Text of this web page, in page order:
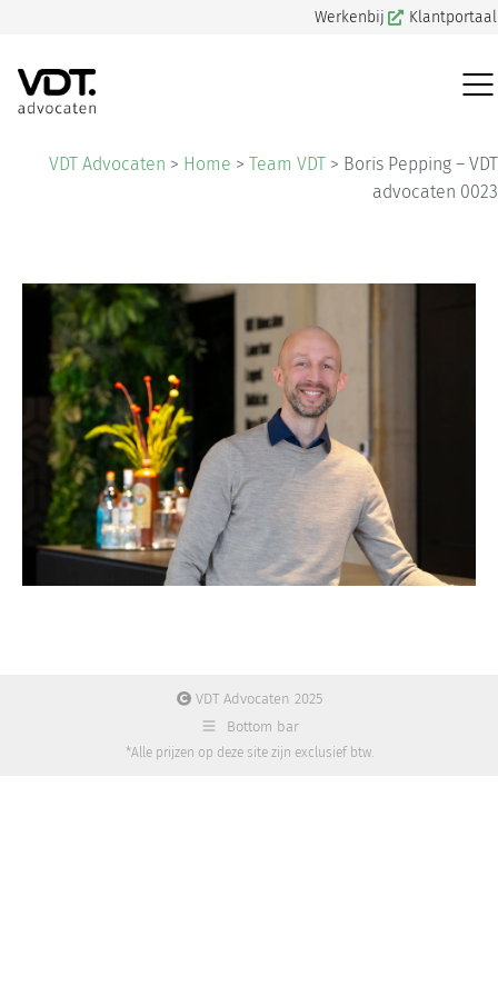
Werkenbij Klantportaal
VDT Advocaten > Home > Team VDT > Boris Pepping – VDT
advocaten 0023
VDT Advocaten 2025
Bottom bar
*Alle prijzen op deze site zijn exclusief btw.